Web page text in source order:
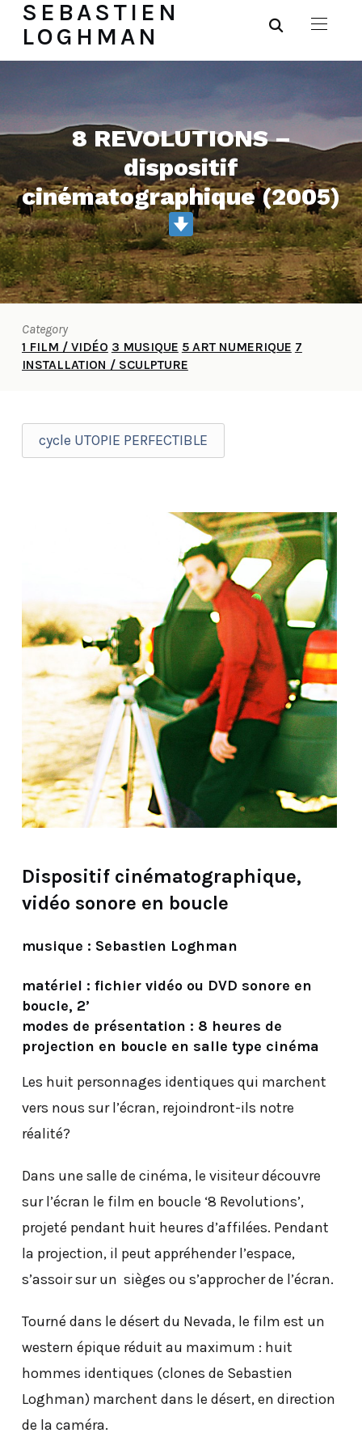
SEBASTIEN
LOGHMAN
8 REVOLUTIONS –
dispositif
cinématographique (2005)
Category
1 FILM / VIDÉO 3 MUSIQUE 5 ART NUMERIQUE 7
INSTALLATION / SCULPTURE
cycle UTOPIE PERFECTIBLE
Dispositif cinématographique,
vidéo sonore en boucle
musique : Sebastien Loghman
matériel : fichier vidéo ou DVD sonore en
boucle, 2’
modes de présentation : 8 heures de
projection en boucle en salle type cinéma
Les huit personnages identiques qui marchent
vers nous sur l’écran, rejoindront-ils notre
réalité?
Dans une salle de cinéma, le visiteur découvre
sur l’écran le film en boucle ‘8 Revolutions’,
projeté pendant huit heures d’affilées. Pendant
la projection, il peut appréhender l’espace,
s’assoir sur un sièges ou s’approcher de l’écran.
Tourné dans le désert du Nevada, le film est un
western épique réduit au maximum : huit
hommes identiques (clones de Sebastien
Loghman) marchent dans le désert, en direction
de la caméra.